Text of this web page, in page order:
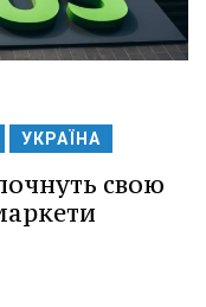
УКРАЇНА
свою